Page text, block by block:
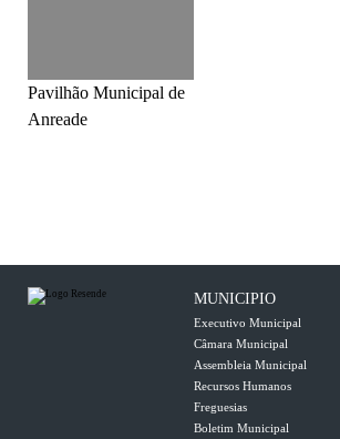
Pavilhão Municipal de
Anreade
MUNICIPIO
Executivo Municipal
Câmara Municipal
Assembleia Municipal
Recursos Humanos
Freguesias
Boletim Municipal